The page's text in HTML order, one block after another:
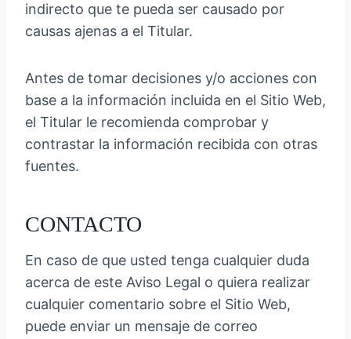
indirecto que te pueda ser causado por
causas ajenas a el Titular.
Antes de tomar decisiones y/o acciones con
base a la información incluida en el Sitio Web,
el Titular le recomienda comprobar y
contrastar la información recibida con otras
fuentes.
CONTACTO
En caso de que usted tenga cualquier duda
acerca de este Aviso Legal o quiera realizar
cualquier comentario sobre el Sitio Web,
puede enviar un mensaje de correo